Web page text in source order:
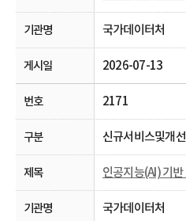
국가데이터처
2026-07-13
2171
신규서비스및개선
국가데이터처